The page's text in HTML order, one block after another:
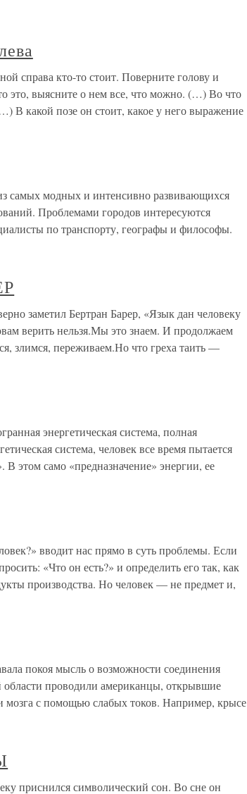
справа кто-то стоит. Поверните голову и
это, выясните о нем все, что можно. (…) Во что
В какой позе он стоит, какое у него выражение
самых модных и интенсивно развивающихся
Проблемами городов интересуются
по транспорту, географы и философы.
Бертран Барер, «Язык дан человеку
верить нельзя.Мы это знаем. И продолжаем
злимся, переживаем.Но что греха таить —
энергетическая система, полная
система, человек все время пытается
этом само «предназначение» энергии, ее
вводит нас прямо в суть проблемы. Если
«Что он есть?» и определить его так, как
производства. Но человек — не предмет и,
покоя мысль о возможности соединения
проводили американцы, открывшие
мозга с помощью слабых токов. Например, крысе
символический сон. Во сне он